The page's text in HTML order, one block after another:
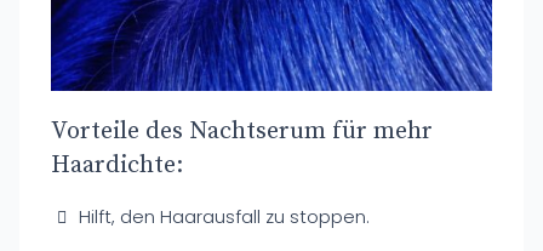
Vorteile des Nachtserum für mehr
Haardichte:
Hilft, den Haarausfall zu stoppen.